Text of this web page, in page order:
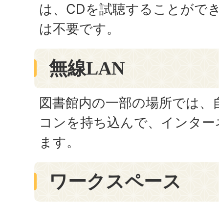
は、CDを試聴することがで
は不要です。
無線LAN
図書館内の一部の場所では
コンを持ち込んで、インタ
ます。
ワークスペース